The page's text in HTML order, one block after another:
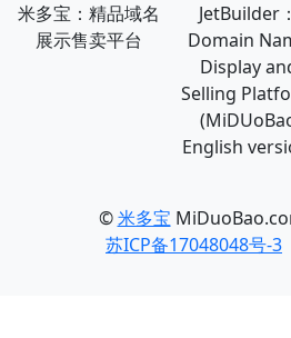
米多宝：精品域名
展示售卖平台
JetBuilder：
Domain
Display
Selling
English
©米多宝
苏ICP备17048048号-3